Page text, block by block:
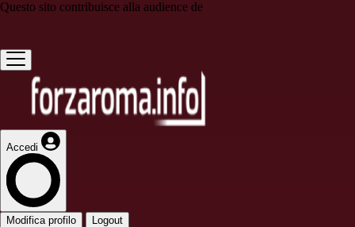
Questo sito contribuisce alla audience de
Accedi
Modifica profilo Logout